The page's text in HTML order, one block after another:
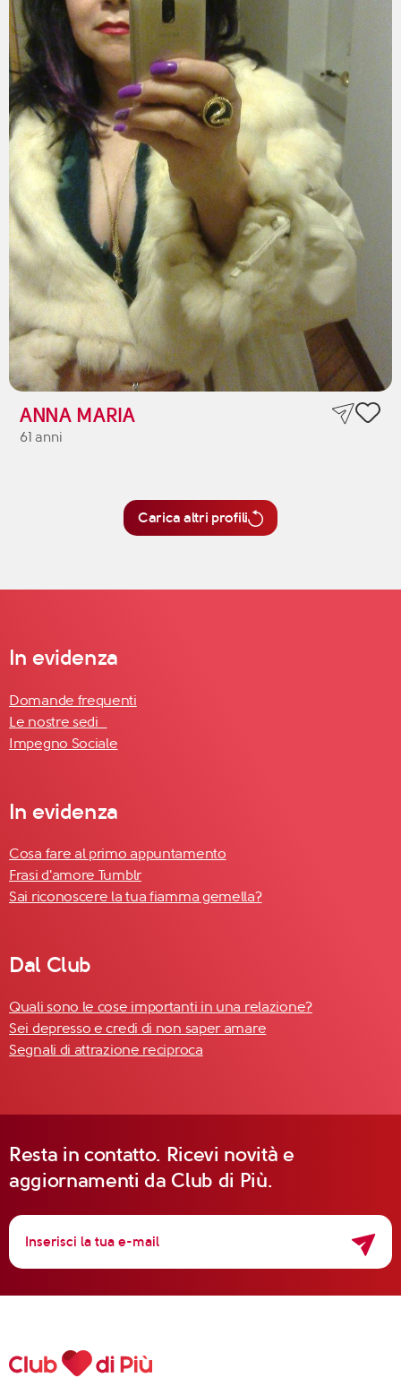
ANNA MARIA
61 anni
Carica altri profili
In evidenza
Domande frequenti
Le nostre sedi
Impegno Sociale
In evidenza
Cosa fare al primo appuntamento
Frasi d'amore Tumblr
Sai riconoscere la tua fiamma gemella?
Dal Club
Quali sono le cose importanti in una relazione?
Sei depresso e credi di non saper amare
Segnali di attrazione reciproca
Resta in contatto. Ricevi novità e
aggiornamenti da Club di Più.